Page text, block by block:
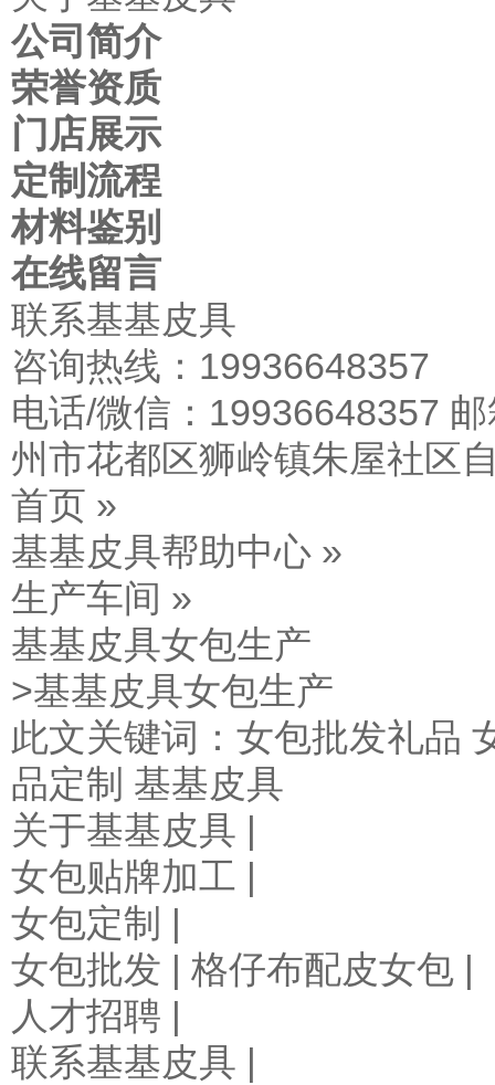
公司简介
荣誉资质
门店展示
定制流程
材料鉴别
在线留言
联系基基皮具
咨询热线：19936648357
电话/微信：19936648357
州市花都区狮岭镇朱屋社区
首页 »
基基皮具帮助中心 »
生产车间 »
基基皮具女包生产
>基基皮具女包生产
此文关键词： 女包批发礼品
品定制 基基皮具
关于基基皮具 |
女包贴牌加工 |
女包定制 |
女包批发 | 格仔布配皮女包 |
人才招聘 |
联系基基皮具 |